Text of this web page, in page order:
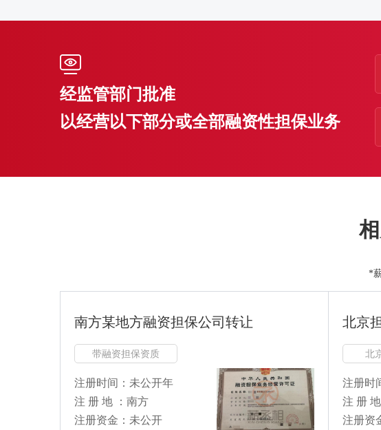
经监管部门批准
以经营以下部分或全部融资性担保业务
*
南方某地方融资担保公司转让
带融资担保资质
注册时间：未公开年
注 册 地 ：南方
注册资金：未公开
北京
北
注册时
注 册
注册资